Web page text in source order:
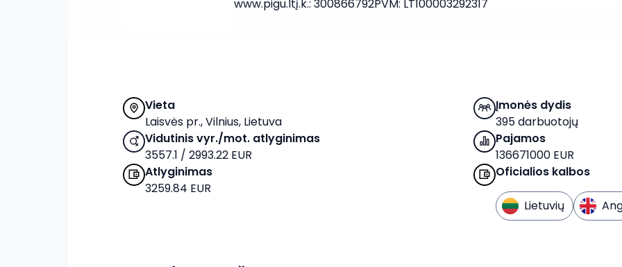
www.pigu.ltį.k.: 300866792PVM: LT100003292317
Vieta
Laisvės pr., Vilnius, Lietuva
Įmonės dydis
395 darbuotojų
Vidutinis vyr./mot. atlyginimas
3557.1 / 2993.22 EUR
Pajamos
136671000 EUR
Atlyginimas
3259.84 EUR
Oficialios kalbos
Lietuvių